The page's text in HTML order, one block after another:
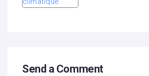
Send a Comment